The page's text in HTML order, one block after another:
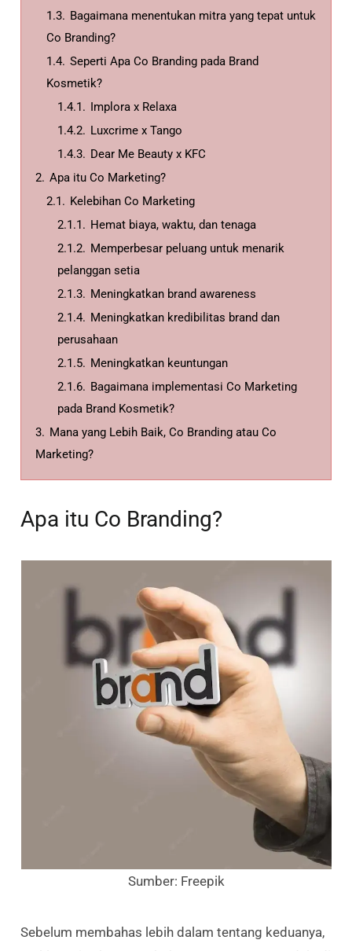
1.3. Bagaimana menentukan mitra yang tepat untuk
Co Branding?
1.4. Seperti Apa Co Branding pada Brand
Kosmetik?
1.4.1. Implora x Relaxa
1.4.2. Luxcrime x Tango
1.4.3. Dear Me Beauty x KFC
2. Apa itu Co Marketing?
2.1. Kelebihan Co Marketing
2.1.1. Hemat biaya, waktu, dan tenaga
2.1.2. Memperbesar peluang untuk menarik
pelanggan setia
2.1.3. Meningkatkan brand awareness
2.1.4. Meningkatkan kredibilitas brand dan
perusahaan
2.1.5. Meningkatkan keuntungan
2.1.6. Bagaimana implementasi Co Marketing
pada Brand Kosmetik?
3. Mana yang Lebih Baik, Co Branding atau Co
Marketing?
Apa itu Co Branding?
Sumber: Freepik
Sebelum membahas lebih dalam tentang keduanya,